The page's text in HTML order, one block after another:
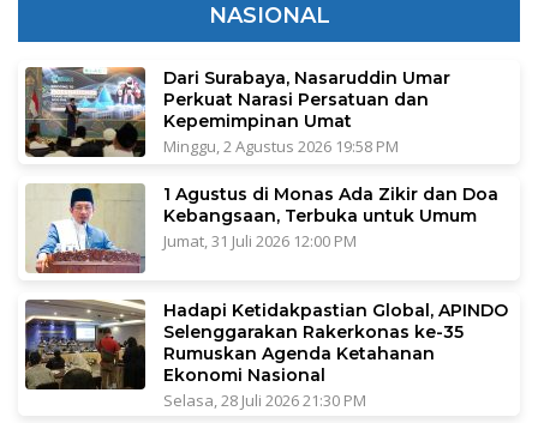
NASIONAL
Dari Surabaya, Nasaruddin Umar
Perkuat Narasi Persatuan dan
Kepemimpinan Umat
Minggu, 2 Agustus 2026 19:58 PM
1 Agustus di Monas Ada Zikir dan Doa
Kebangsaan, Terbuka untuk Umum
Jumat, 31 Juli 2026 12:00 PM
Hadapi Ketidakpastian Global, APINDO
Selenggarakan Rakerkonas ke-35
Rumuskan Agenda Ketahanan
Ekonomi Nasional
Selasa, 28 Juli 2026 21:30 PM